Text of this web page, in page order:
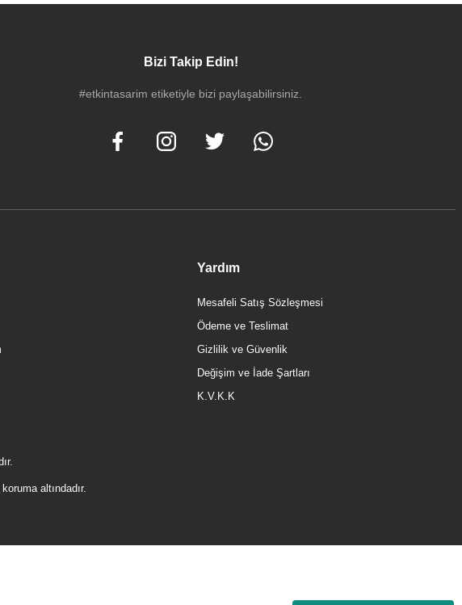
Bizi Takip Edin!
#etkintasarim etiketiyle bizi paylaşabilirsiniz.
Yardım
Mesafeli Satış Sözleşmesi
Ödeme ve Teslimat
Gizlilik ve Güvenlik
Değişim ve İade Şartları
K.V.K.K
altındadır.